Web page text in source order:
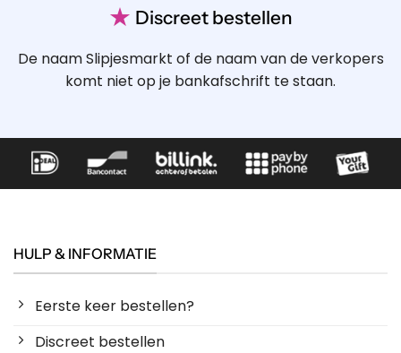
★ Discreet bestellen
De naam Slipjesmarkt of de naam van de verkopers
komt niet op je bankafschrift te staan.
HULP & INFORMATIE
Eerste keer bestellen?
Discreet bestellen